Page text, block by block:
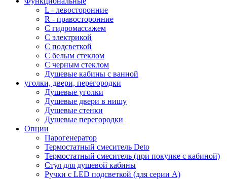
L - левосторонние
R - правосторонние
С гидромассажем
С электрикой
С подсветкой
С белым стеклом
С черным стеклом
Душевые кабины с ванной
уголки, двери, перегородки
Душевые уголки
Душевые двери в нишу
Душевые стенки
Душевые перегородки
Опции
Парогенератор
Термостатный смеситель Deto
Термостатный смеситель (при покупке с кабиной)
Стул для душевой кабины
Ручки с LED подсветкой (для серии A)